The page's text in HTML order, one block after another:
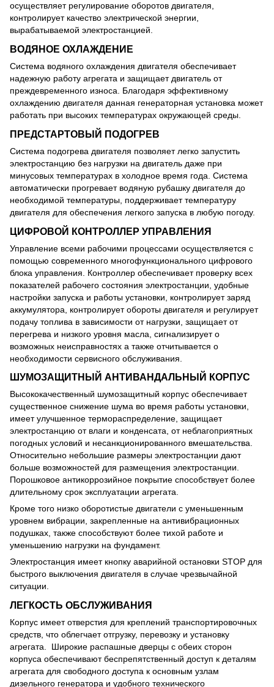
осуществляет регулирование оборотов двигателя,
контролирует качество электрической энергии,
вырабатываемой электростанцией.
ВОДЯНОЕ ОХЛАЖДЕНИЕ
Система водяного охлаждения двигателя обеспечивает
надежную работу агрегата и защищает двигатель от
преждевременного износа. Благодаря эффективному
охлаждению двигателя данная генераторная установка может
работать при высоких температурах окружающей среды.
ПРЕДСТАРТОВЫЙ ПОДОГРЕВ
Система подогрева двигателя позволяет легко запустить
электростанцию без нагрузки на двигатель даже при
минусовых температурах в холодное время года. Система
автоматически прогревает водяную рубашку двигателя до
необходимой температуры, поддерживает температуру
двигателя для обеспечения легкого запуска в любую погоду.
ЦИФРОВОЙ КОНТРОЛЛЕР УПРАВЛЕНИЯ
Управление всеми рабочими процессами осуществляется с
помощью современного многофункционального цифрового
блока управления. Контроллер обеспечивает проверку всех
показателей рабочего состояния электростанции, удобные
настройки запуска и работы установки, контролирует заряд
аккумулятора, контролирует обороты двигателя и регулирует
подачу топлива в зависимости от нагрузки, защищает от
перегрева и низкого уровня масла, сигнализирует о
возможных неисправностях а также отчитывается о
необходимости сервисного обслуживания.
ШУМОЗАЩИТНЫЙ АНТИВАНДАЛЬНЫЙ КОРПУС
Высококачественный шумозащитный корпус обеспечивает
существенное снижение шума во время работы установки,
имеет улучшенное термораспределение, защищает
электростанцию от влаги и конденсата, от неблагоприятных
погодных условий и несанкционированного вмешательства.
Относительно небольшие размеры электростанции дают
больше возможностей для размещения электростанции.
Порошковое антикоррозийное покрытие способствует более
длительному срок эксплуатации агрегата.
Кроме того низко оборотистые двигатели с уменьшенным
уровнем вибрации, закрепленные на антивибрационных
подушках, также способствуют более тихой работе и
уменьшению нагрузки на фундамент.
Электростанция имеет кнопку аварийной остановки STOP для
быстрого выключения двигателя в случае чрезвычайной
ситуации.
ЛЕГКОСТЬ ОБСЛУЖИВАНИЯ
Корпус имеет отверстия для креплений транспортировочных
средств, что облегчает отгрузку, перевозку и установку
агрегата. Широкие распашные дверцы с обеих сторон
корпуса обеспечивают беспрепятственный доступ к деталям
агрегата для свободного доступа к основным узлам
дизельного генератора и удобного технического